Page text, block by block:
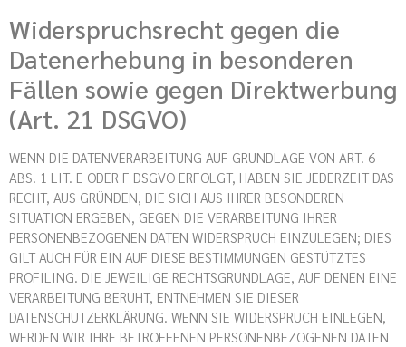
Widerspruchsrecht gegen die
Datenerhebung in besonderen
Fällen sowie gegen Direktwerbung
(Art. 21 DSGVO)
WENN DIE DATENVERARBEITUNG AUF GRUNDLAGE VON ART. 6
ABS. 1 LIT. E ODER F DSGVO ERFOLGT, HABEN SIE JEDERZEIT DAS
RECHT, AUS GRÜNDEN, DIE SICH AUS IHRER BESONDEREN
SITUATION ERGEBEN, GEGEN DIE VERARBEITUNG IHRER
PERSONENBEZOGENEN DATEN WIDERSPRUCH EINZULEGEN; DIES
GILT AUCH FÜR EIN AUF DIESE BESTIMMUNGEN GESTÜTZTES
PROFILING. DIE JEWEILIGE RECHTSGRUNDLAGE, AUF DENEN EINE
VERARBEITUNG BERUHT, ENTNEHMEN SIE DIESER
DATENSCHUTZERKLÄRUNG. WENN SIE WIDERSPRUCH EINLEGEN,
WERDEN WIR IHRE BETROFFENEN PERSONENBEZOGENEN DATEN